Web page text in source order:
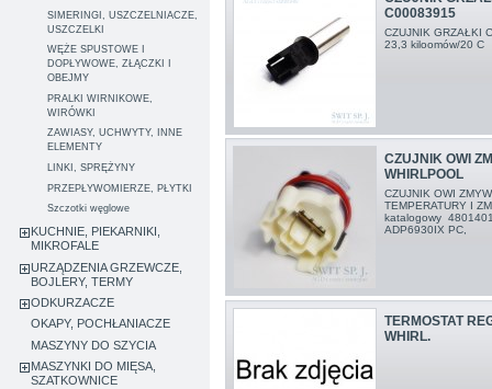
SIMERINGI, USZCZELNIACZE,
USZCZELKI
WĘŻE SPUSTOWE I
DOPŁYWOWE, ZŁĄCZKI I
OBEJMY
PRALKI WIRNIKOWE,
WIRÓWKI
ZAWIASY, UCHWYTY, INNE
ELEMENTY
LINKI, SPRĘŻYNY
PRZEPŁYWOMIERZE, PŁYTKI
Szczotki węglowe
KUCHNIE, PIEKARNIKI,
MIKROFALE
URZĄDZENIA GRZEWCZE,
BOJLERY, TERMY
ODKURZACZE
OKAPY, POCHŁANIACZE
MASZYNY DO SZYCIA
MASZYNKI DO MIĘSA,
SZATKOWNICE
C00083915
CZUJNIK GRZAŁKI
23,3 kiloomów/20 C
CZUJNIK OWI
WHIRLPOOL
CZUJNIK OWI
TEMPERATURY I
katalogowy
ADP6930IX PC,
TERMOSTAT
WHIRL.